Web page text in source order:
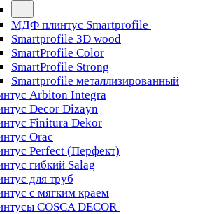
МДФ плинтус Smartprofile
Smartprofile 3D wood
SmartProfile Color
SmartProfile Strong
Smartprofile металлизированный
Arbiton Integra
Decor Dizayn
Finitura Dekor
Orac
Perfect (Перфект)
гибкий Salag
для труб
с мягким краем
COSCA DECOR